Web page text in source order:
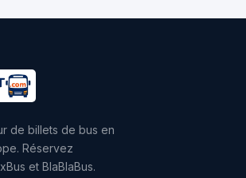
de billets de bus en
Réservez
et BlaBlaBus.